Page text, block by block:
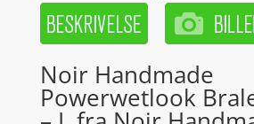
Noir Handmade
Powerwetlook